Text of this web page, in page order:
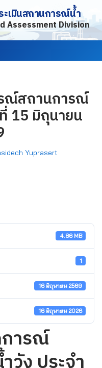
ะเมินสถานการณ์น้ำ
Assessment Division
ณ์สถานการณ์
15 มิถุนายน
Yuprasert
4.86 MB
1
16 มิถุนายน 2569
16 มิถุนายน 2026
การณ์